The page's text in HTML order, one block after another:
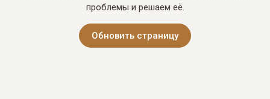
проблемы и решаем её.
Обновить страницу